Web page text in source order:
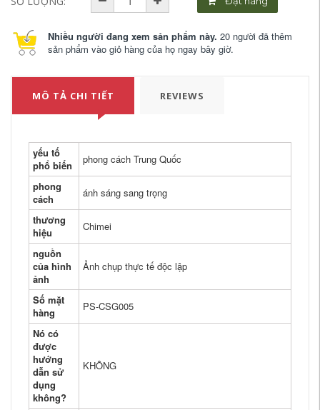
Nhiều người đang xem sản phẩm này. 20 người đã thêm
sản phẩm vào giỏ hàng của họ ngay bây giờ.
MÔ TẢ CHI TIẾT REVIEWS
yếu tố
phổ biến
phong cách Trung Quốc
phong
cách
ánh sáng sang trọng
thương
hiệu
Chimei
nguồn
của hình
ảnh
Ảnh chụp thực tế độc lập
Số mặt
hàng
PS-CSG005
Nó có
được
hướng
dẫn sử
dụng
không?
KHÔNG